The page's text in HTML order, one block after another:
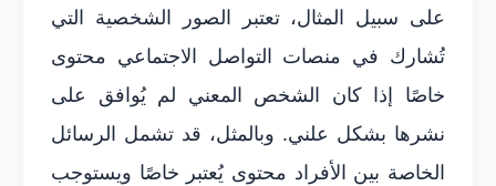
على سبيل المثال، تعتبر الصور الشخصية التي
تُشارك في منصات التواصل الاجتماعي محتوى
خاصًا إذا كان الشخص المعني لم يُوافق على
نشرها بشكل علني. وبالمثل، قد تشمل الرسائل
الخاصة بين الأفراد محتوى يُعتبر خاصًا ويستوجب